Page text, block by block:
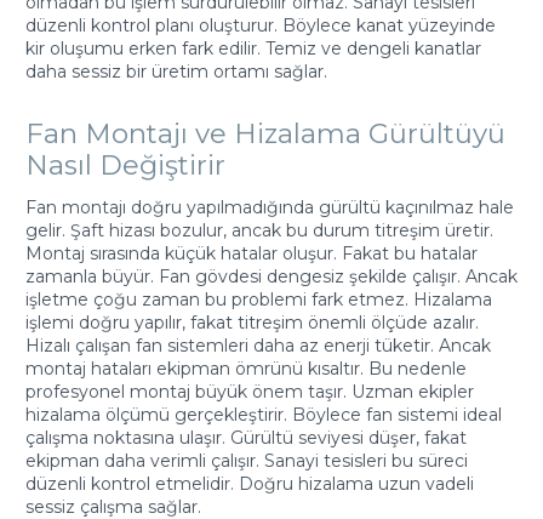
düzenli kontrol planı oluşturur. Böylece kanat yüzeyinde
kir oluşumu erken fark edilir. Temiz ve dengeli kanatlar
daha sessiz bir üretim ortamı sağlar.
Fan Montajı ve Hizalama Gürültüyü
Nasıl Değiştirir
Fan montajı doğru yapılmadığında gürültü kaçınılmaz hale
gelir. Şaft hizası bozulur, ancak bu durum titreşim üretir.
Montaj sırasında küçük hatalar oluşur. Fakat bu hatalar
zamanla büyür. Fan gövdesi dengesiz şekilde çalışır. Ancak
işletme çoğu zaman bu problemi fark etmez. Hizalama
işlemi doğru yapılır, fakat titreşim önemli ölçüde azalır.
Hizalı çalışan fan sistemleri daha az enerji tüketir. Ancak
montaj hataları ekipman ömrünü kısaltır. Bu nedenle
profesyonel montaj büyük önem taşır. Uzman ekipler
hizalama ölçümü gerçekleştirir. Böylece fan sistemi ideal
çalışma noktasına ulaşır. Gürültü seviyesi düşer, fakat
ekipman daha verimli çalışır. Sanayi tesisleri bu süreci
düzenli kontrol etmelidir. Doğru hizalama uzun vadeli
sessiz çalışma sağlar.